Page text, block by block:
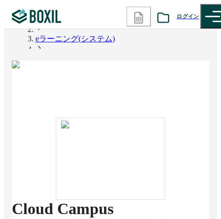
ログイン
カテゴリから探す
BOXILの使い方ガイド
BOXIL
eラーニング(システム)
Cloud Campus